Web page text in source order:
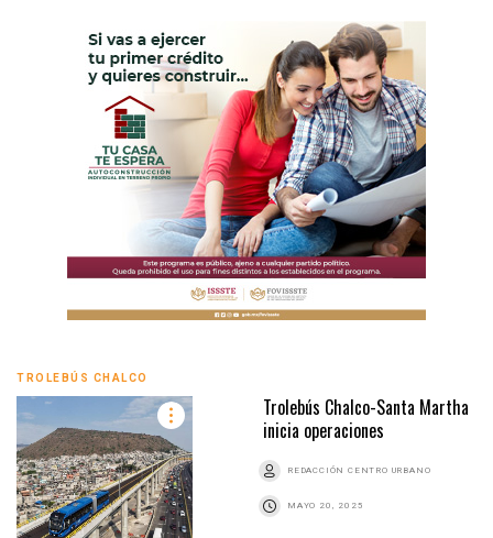
TROLEBÚS CHALCO
Trolebús Chalco-Santa Martha
inicia operaciones
REDACCIÓN CENTRO URBANO
MAYO 20, 2025